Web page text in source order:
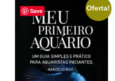
Save Oferta!